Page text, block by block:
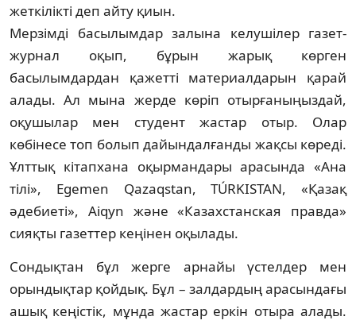
жеткілікті деп айту қиын.
Мерзімді басылымдар залына келушілер газет-
журнал оқып, бұрын жарық көрген
басылымдардан қажетті материалдарын қа­рай
алады. Ал мына жерде көріп отыр­ға­ныңыздай,
оқушылар мен студент жастар отыр. Олар
көбінесе топ болып дайын­дал­ған­ды жақсы көреді.
Ұлттық кітапхана оқыр­мандары арасында «Ана
тілі», Egemen Qazaqstan, TÚRKISTAN, «Қазақ
әдебиеті», Aiqyn және «Казахстанская правда»
сияқты га­зеттер кеңінен оқылады.
Сондықтан бұл жерге арнайы үстелдер мен
орындықтар қойдық. Бұл – залдардың ара­сындағы
ашық кеңістік, мұнда жастар ер­кін отыра алады.